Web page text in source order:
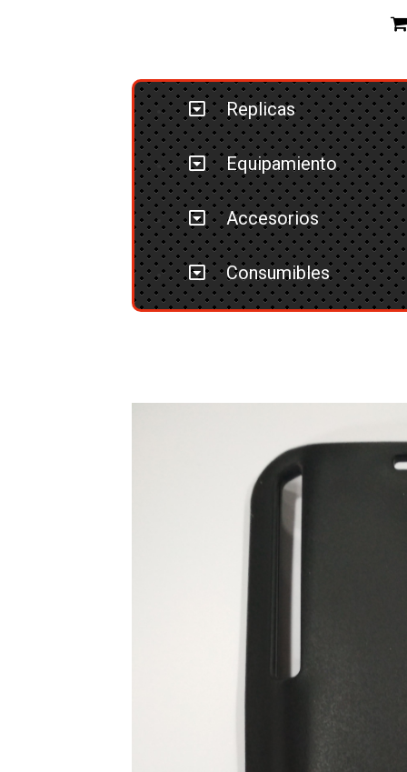
Replicas
Equipamiento
Accesorios
Consumibles